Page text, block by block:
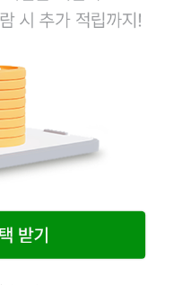
토요일 08:00~12:00